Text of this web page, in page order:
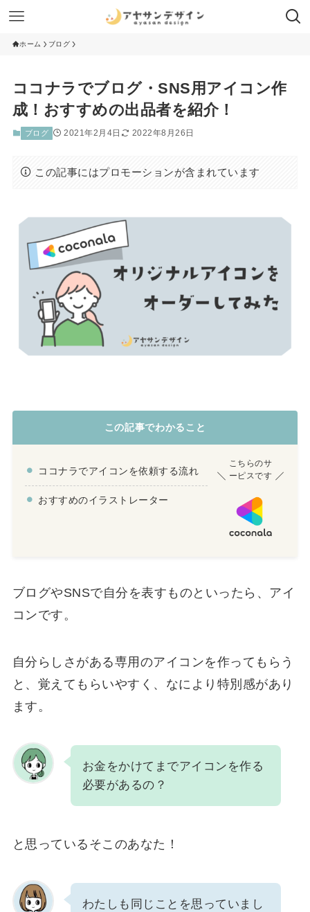
ホーム ブログ
ココナラでブログ・SNS用アイコン作
成！おすすめの出品者を紹介！
ブログ 2021年2月4日 2022年8月26日
この記事にはプロモーションが含まれています
この記事でわかること
ココナラでアイコンを依頼する流れ
おすすめのイラストレーター
こちらのサ
ーピスです
ブログやSNSで自分を表すものといったら、アイ
コンです。
自分らしさがある専用のアイコンを作ってもらう
と、覚えてもらいやすく、なにより特別感があり
ます。
お金をかけてまでアイコンを作る
必要があるの？
と思っているそこのあなた！
わたしも同じことを思っていまし